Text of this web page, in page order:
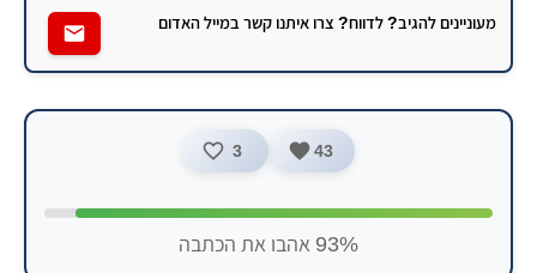
מעוניינים להגיב? לדווח? צרו איתנו קשר במייל האדום
43
3
93% אהבו את הכתבה